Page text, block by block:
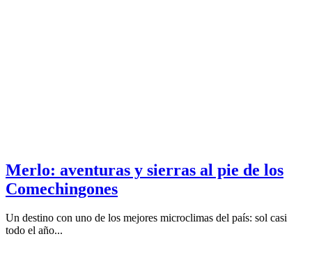
Merlo: aventuras y sierras al pie de los
Comechingones
Un destino con uno de los mejores microclimas del país: sol casi
todo el año...